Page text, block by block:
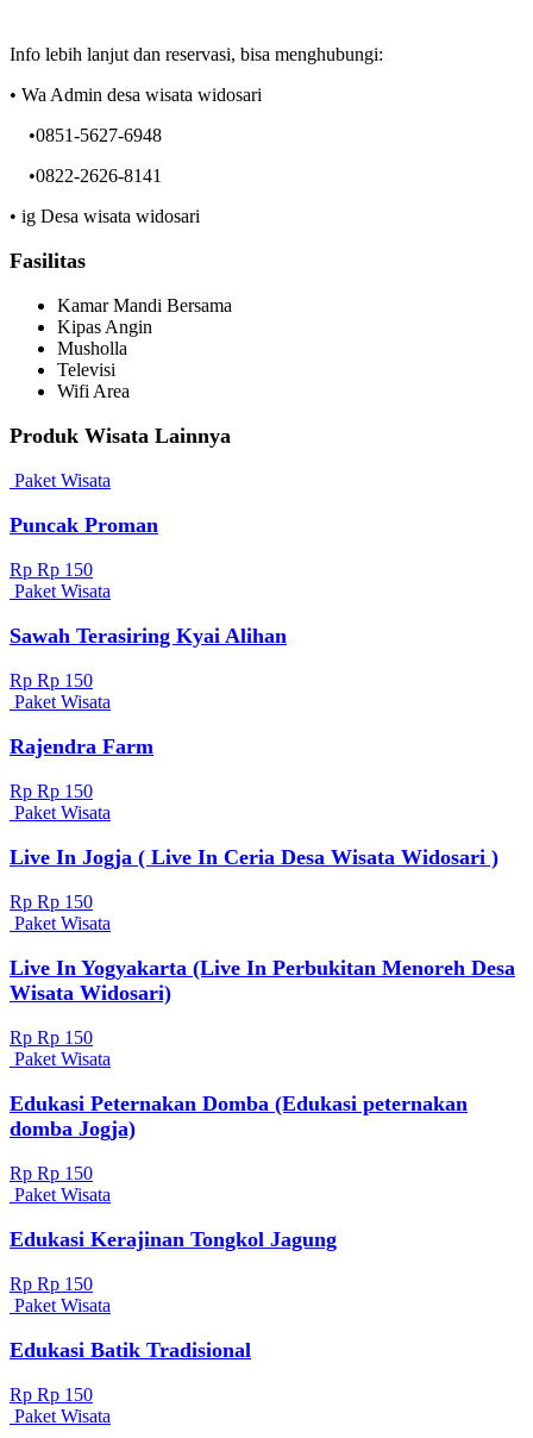
Info lebih lanjut dan reservasi, bisa menghubungi:
• Wa Admin desa wisata widosari
•0851-5627-6948
•0822-2626-8141
• ig Desa wisata widosari
Fasilitas
Kamar Mandi Bersama
Kipas Angin
Musholla
Televisi
Wifi Area
Produk Wisata Lainnya
Paket Wisata
Puncak Proman
Rp Rp 150
Paket Wisata
Sawah Terasiring Kyai Alihan
Rp Rp 150
Paket Wisata
Rajendra Farm
Rp Rp 150
Paket Wisata
Live In Jogja ( Live In Ceria Desa Wisata Widosari )
Rp Rp 150
Paket Wisata
Live In Yogyakarta (Live In Perbukitan Menoreh Desa
Wisata Widosari)
Rp Rp 150
Paket Wisata
Edukasi Peternakan Domba (Edukasi peternakan
domba Jogja)
Rp Rp 150
Paket Wisata
Edukasi Kerajinan Tongkol Jagung
Rp Rp 150
Paket Wisata
Edukasi Batik Tradisional
Rp Rp 150
Paket Wisata